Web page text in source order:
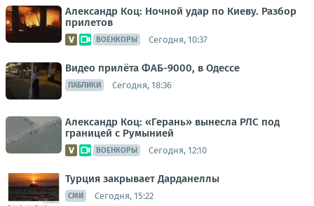
Александр Коц: Ночной удар по Киеву. Разбор
прилетов
ВОЕНКОРЫ Сегодня, 10:37
Видео прилёта ФАБ-9000, в Одессе
ПАБЛИКИ Сегодня, 18:36
Александр Коц: «Герань» вынесла РЛС под
границей с Румынией
ВОЕНКОРЫ Сегодня, 12:10
Турция закрывает Дарданеллы
СМИ Сегодня, 15:22